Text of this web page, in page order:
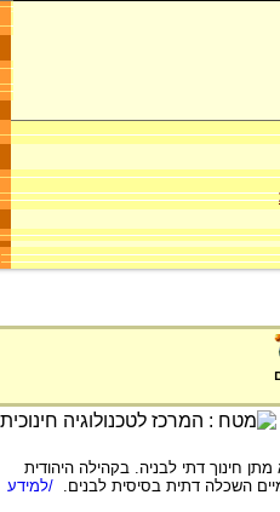
חינוך דתי לבניה. בקהילה היהודית
השכלה דתית בסיסית לבנים. /למידע